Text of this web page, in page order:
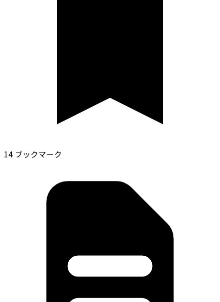
14 ブックマーク